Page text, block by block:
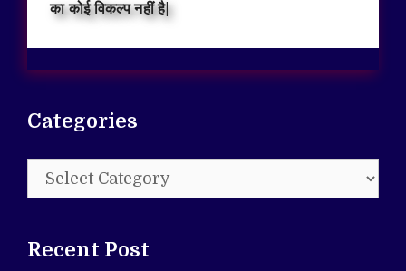
का कोई विकल्प नहीं है|
Categories
Categories
Recent Post